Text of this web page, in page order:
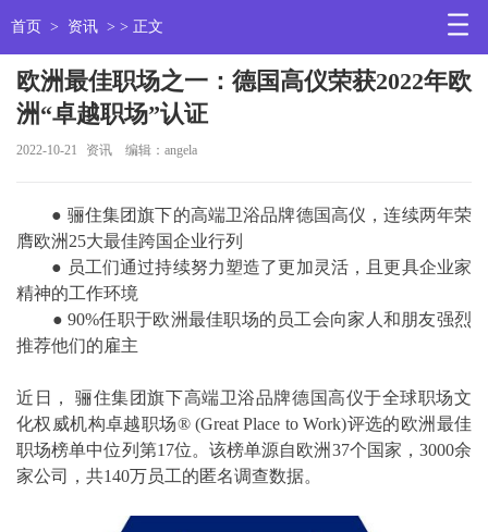
首页 > 资讯 > > 正文
欧洲最佳职场之一：德国高仪荣获2022年欧
洲“卓越职场”认证
2022-10-21 资讯 编辑：angela
● 骊住集团旗下的高端卫浴品牌德国高仪，连续两年荣
膺欧洲25大最佳跨国企业行列
● 员工们通过持续努力塑造了更加灵活，且更具企业家
精神的工作环境
● 90%任职于欧洲最佳职场的员工会向家人和朋友强烈
推荐他们的雇主
近日， 骊住集团旗下高端卫浴品牌德国高仪于全球职场文
化权威机构卓越职场® (Great Place to Work)评选的欧洲最佳
职场榜单中位列第17位。该榜单源自欧洲37个国家，3000余
家公司，共140万员工的匿名调查数据。